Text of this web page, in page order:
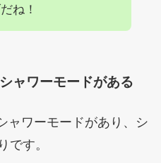
ね！
ャワーモードがある
ャワーモードがあり、シ
です。